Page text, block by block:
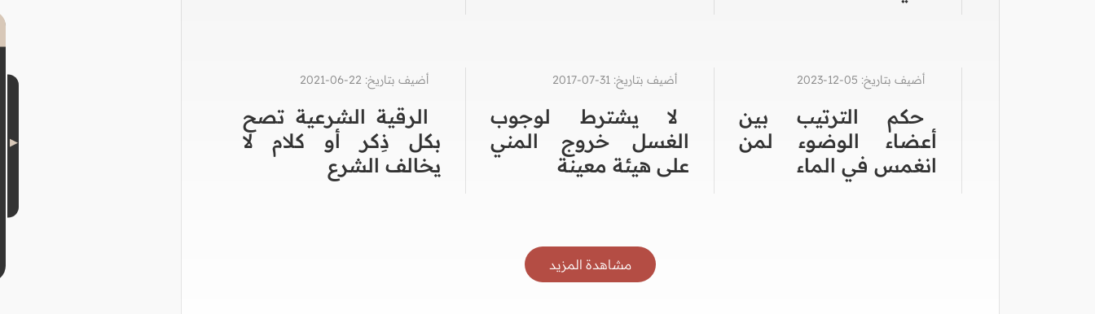
أضيف بتاريخ: 05-12-2023
حكم الترتيب بين
أعضاء الوضوء لمن
انغمس في الماء
أضيف بتاريخ: 31-07-2017
لا يشترط لوجوب
الغسل خروج المني
على هيئة معينة
أضيف بتاريخ: 22-06-2021
الرقية الشرعية تصح
بكل ذِكر أو كلام لا
يخالف الشرع
مشاهدة المزيد